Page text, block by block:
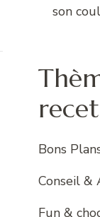
son
Bons
Conseil &
Fun &